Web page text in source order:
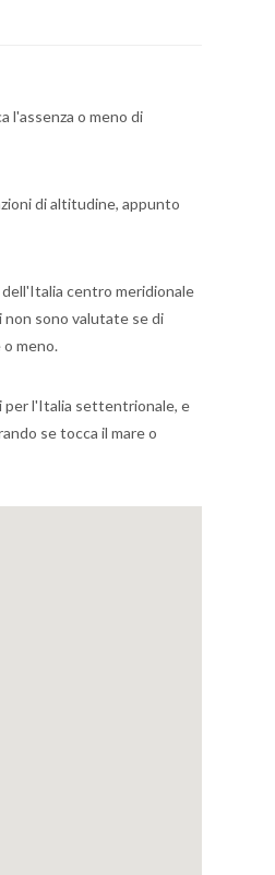
l'assenza o meno di
di altitudine, appunto
dell'Italia centro meridionale
non sono valutate se di
meno.
per l'Italia settentrionale, e
se tocca il mare o